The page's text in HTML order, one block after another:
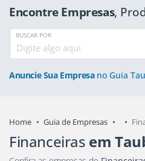
Encontre Empresas,
BUSCAR POR
Anuncie Sua Empresano Guia
Home Guia de Empresas
Financeiras em